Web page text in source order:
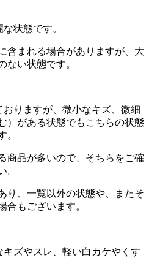
状態です。
含まれる場合がありますが、大
ない状態です。
りますが、微小なキズ、微細
）がある状態でもこちらの状態
。
商品が多いので、そちらをご確
。
り、一覧以外の状態や、またそ
合もございます。
ズやスレ、軽い白カケやくす